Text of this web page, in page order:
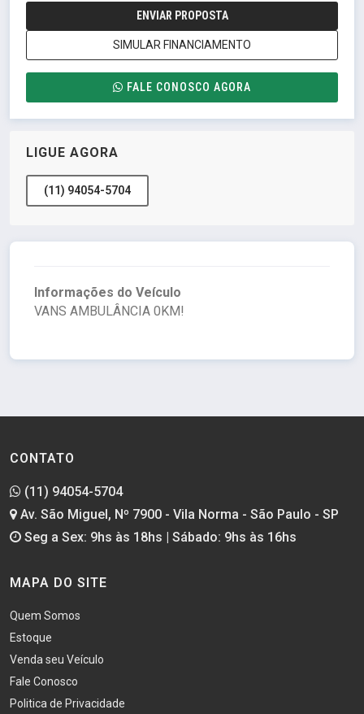
ENVIAR PROPOSTA
SIMULAR FINANCIAMENTO
FALE CONOSCO AGORA
LIGUE AGORA
(11) 94054-5704
Informações do Veículo
VANS AMBULÂNCIA 0KM!
CONTATO
(11) 94054-5704
Av. São Miguel, Nº 7900 - Vila Norma - São Paulo - SP
Seg a Sex: 9hs às 18hs | Sábado: 9hs às 16hs
MAPA DO SITE
Quem Somos
Estoque
Venda seu Veículo
Fale Conosco
Politica de Privacidade